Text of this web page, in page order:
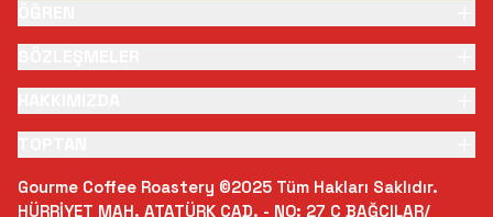
Gourme Coffee Roastery ©2025 Tüm Hakları Saklıdır.
HÜRRİYET MAH. ATATÜRK CAD. - NO: 27 C BAĞCILAR/